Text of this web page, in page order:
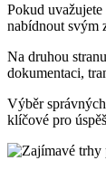
Pokud
nabídnout svým
Na druhou
dokumentaci,
Výběr
klíčové pro